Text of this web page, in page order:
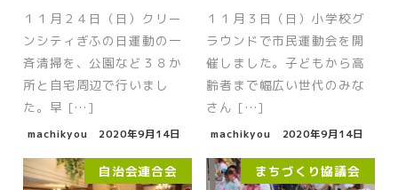
１１月２４日（日）クリー
ンシティぎふの日運動の一
斉清掃を、公園など３８か
所と自宅周辺で行いまし
た。早 […]
machikyou 2020年9月14日
１１月３日（日）小学校グ
ラウンドで市民運動会を開
催しました。子どもから高
齢者まで幅広い世代のみな
さん […]
machikyou 2020年9月14日
自治会連合会 まちづくり協議会